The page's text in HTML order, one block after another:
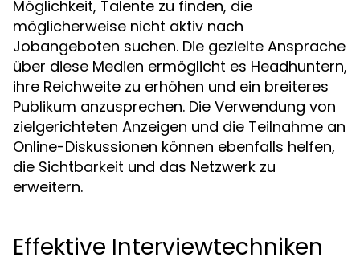
Möglichkeit, Talente zu finden, die
möglicherweise nicht aktiv nach
Jobangeboten suchen. Die gezielte Ansprache
über diese Medien ermöglicht es Headhuntern,
ihre Reichweite zu erhöhen und ein breiteres
Publikum anzusprechen. Die Verwendung von
zielgerichteten Anzeigen und die Teilnahme an
Online-Diskussionen können ebenfalls helfen,
die Sichtbarkeit und das Netzwerk zu
erweitern.
Effektive Interviewtechniken